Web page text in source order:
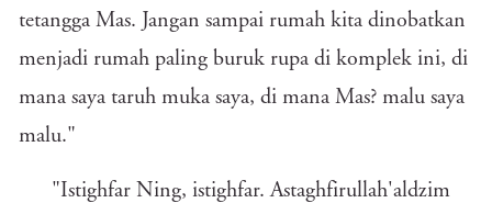
tetangga Mas. Jangan sampai rumah kita dinobatkan
menjadi rumah paling buruk rupa di komplek ini, di
mana saya taruh muka saya, di mana Mas? malu saya
malu."
"Istighfar Ning, istighfar. Astaghfirullah'aldzim